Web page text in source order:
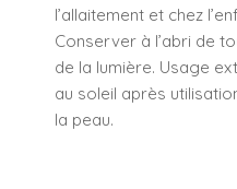
l’allaitement et chez
Conserver à l’abri de
de la lumière. Usage
au soleil après
la peau.